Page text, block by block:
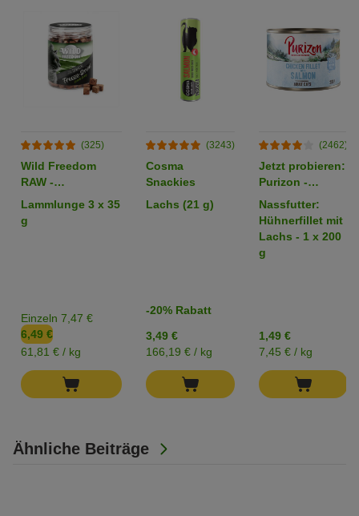
Ähnliche Beiträge
(325)
Wild Freedom
RAW -
gefriergetrocknete
Lammlunge 3 x 35
g
Einzeln 7,47 €
6,49 €
61,81 € / kg
(3243)
Cosma
Snackies
Lachs (21 g)
-20% Rabatt
3,49 €
166,19 € / kg
(2462)
Jetzt probieren:
Purizon -
getreidefrei
Nassfutter:
Hühnerfillet mit
Lachs - 1 x 200
g
1,49 €
7,45 € / kg